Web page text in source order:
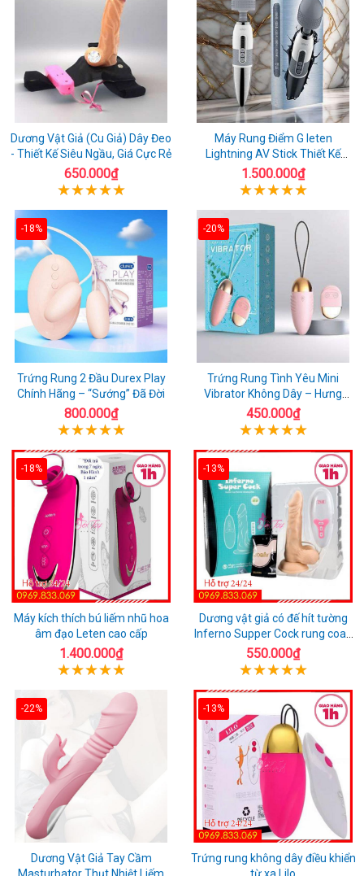
Dương Vật Giả (Cu Giả) Dây Đeo
- Thiết Kế Siêu Ngầu, Giá Cực Rẻ
650.000₫
Máy Rung Điểm G leten
Lightning AV Stick Thiết Kế
Thông Minh
1.500.000₫
-18%
Trứng Rung 2 Đầu Durex Play
Chính Hãng – “Sướng” Đã Đời
800.000₫
-20%
Trứng Rung Tình Yêu Mini
Vibrator Không Dây – Hưng
Phấn Mọi Nơi
450.000₫
-18%
Máy kích thích bú liếm nhũ hoa
âm đạo Leten cao cấp
1.400.000₫
-13%
Dương vật giả có đế hít tường
Inferno Supper Cock rung coay
7 chế độ
550.000₫
-22%
Dương Vật Giả Tay Cầm
Masturbator Thụt Nhiệt Liếm
-13%
Trứng rung không dây điều khiển
từ xa Lilo